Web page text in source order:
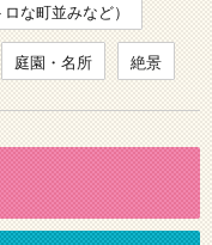
な町並みなど）
庭園・名所 絶景